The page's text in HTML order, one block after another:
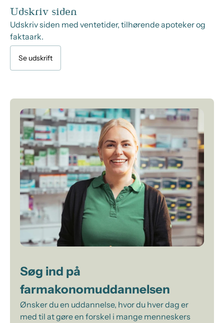
Udskriv siden
Udskriv siden med ventetider, tilhørende apoteker og
faktaark.
Se udskrift
Søg ind på
farmakonomuddannelsen
Ønsker du en uddannelse, hvor du hver dag er
med til at gøre en forskel i mange menneskers